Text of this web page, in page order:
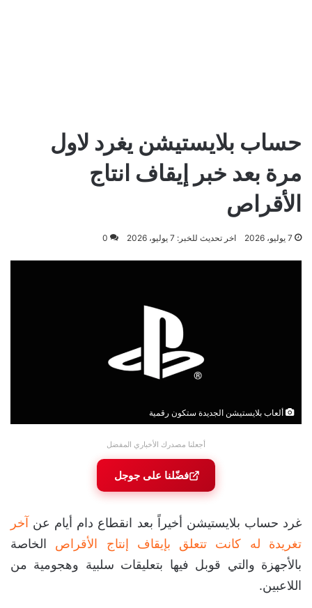
حساب بلايستيشن يغرد لاول
مرة بعد خبر إيقاف انتاج
الأقراص
7 يوليو، 2026 اخر تحديث للخبر: 7 يوليو، 2026 0
ألعاب بلايستيشن الجديدة ستكون رقمية
أجعلنا مصدرك الأخباري المفضل
فضّلنا على جوجل
غرد حساب بلايستيشن أخيراً بعد انقطاع دام أيام عن آخر
تغريدة له كانت تتعلق بإيقاف إنتاج الأقراص الخاصة
بالأجهزة والتي قوبل فيها بتعليقات سلبية وهجومية من
اللاعبين.